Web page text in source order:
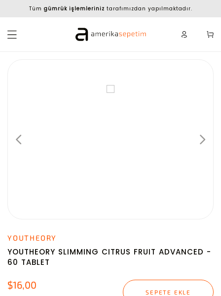
Tüm gümrük işlemleriniz tarafımızdan yapılmaktadır.
YOUTHEORY
YOUTHEORY SLIMMING CITRUS FRUIT ADVANCED -
60 TABLET
$16,00
SEPETE EKLE